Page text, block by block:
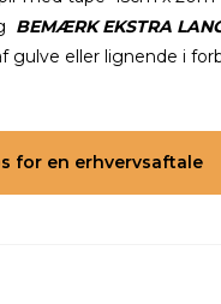
BEMÆRK EKSTRA
gulve eller lignende i
for en erhvervsaftale